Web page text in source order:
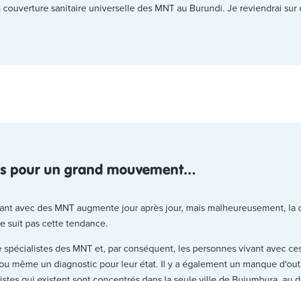
sanitaire universelle des MNT au Burundi. Je reviendrai sur
pour un grand mouvement...
avec des MNT augmente jour après jour, mais malheureusement,
suit pas cette tendance.
des MNT et, par conséquent, les personnes vivant avec
même un diagnostic pour leur état. Il y a également un manque